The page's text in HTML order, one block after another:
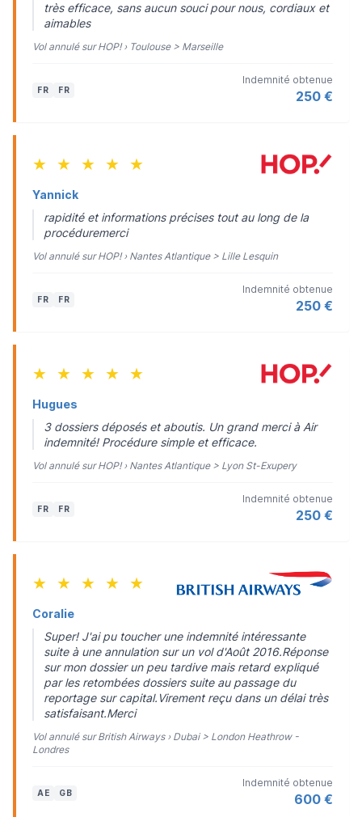
très efficace, sans aucun souci pour nous, cordiaux et
aimables
Vol annulé sur HOP! › Toulouse > Marseille
FR FR
Indemnité obtenue
250 €
★ ★ ★ ★ ★
Yannick
rapidité et informations précises tout au long de la
procéduremerci
Vol annulé sur HOP! › Nantes Atlantique > Lille Lesquin
FR FR
Indemnité obtenue
250 €
★ ★ ★ ★ ★
Hugues
3 dossiers déposés et aboutis. Un grand merci à Air
indemnité! Procédure simple et efficace.
Vol annulé sur HOP! › Nantes Atlantique > Lyon St-Exupery
FR FR
Indemnité obtenue
250 €
★ ★ ★ ★ ★
Coralie
Super! J'ai pu toucher une indemnité intéressante
suite à une annulation sur un vol d'Août 2016.Réponse
sur mon dossier un peu tardive mais retard expliqué
par les retombées dossiers suite au passage du
reportage sur capital.Virement reçu dans un délai très
satisfaisant.Merci
Vol annulé sur British Airways › Dubai > London Heathrow -
Londres
AE GB
Indemnité obtenue
600 €